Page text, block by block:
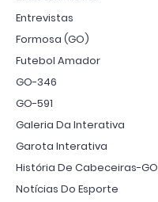
Entrevistas
Formosa (GO)
Futebol Amador
GO-346
GO-591
Galeria Da Interativa
Garota Interativa
História De Cabeceiras-GO
Notícias Do Esporte